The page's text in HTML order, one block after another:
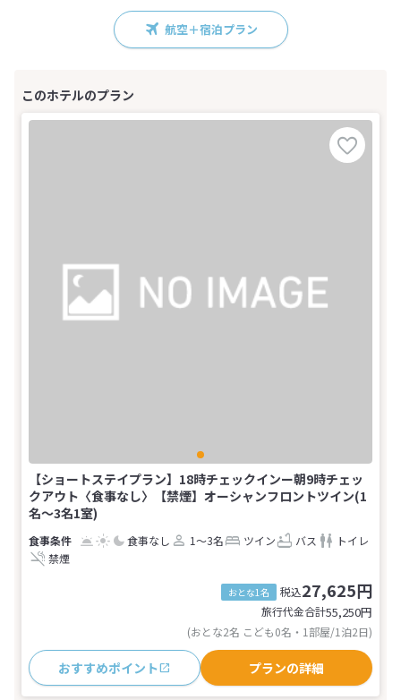
航空＋宿泊プラン
【ショートステイプラン】18時チェックインー朝9時チェッ
クアウト〈食事なし〉【禁煙】オーシャンフロントツイン(1
名～3名1室)
食事なし 1～3名 ツイン バス
トイレ
禁煙
おとな1名 税込27,625円
旅行代金合計55,250円
(おとな2名 こども0名・1部屋/1泊2日)
おすすめポイント プランの詳細